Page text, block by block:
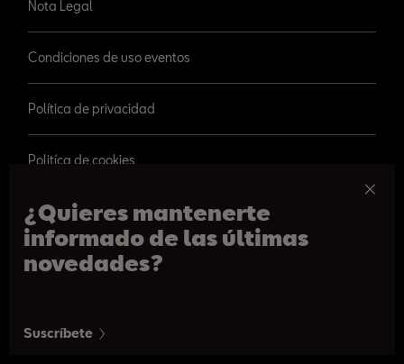
¿Quieres mantenerte
informado de las últimas
novedades?
Suscríbete
De 09h a 20:30h. De lunes a sábado
Nota Legal
Condiciones de uso eventos
Política de privacidad
Politíca de cookies